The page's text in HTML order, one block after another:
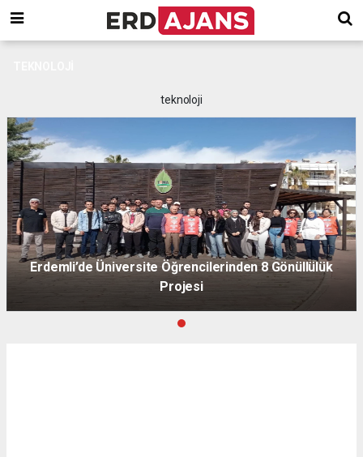
teknoloji
Erdemli’de Üniversite Öğrencilerinden 8 Gönüllülük
Projesi